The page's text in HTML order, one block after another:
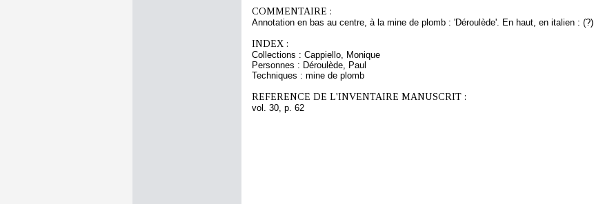
COMMENTAIRE :
Annotation en bas au centre, à la mine de plomb : 'Déroulède'. En haut, en italien : (?)
INDEX :
Collections : Cappiello, Monique
Personnes : Déroulède, Paul
Techniques : mine de plomb
REFERENCE DE L'INVENTAIRE MANUSCRIT :
vol. 30, p. 62